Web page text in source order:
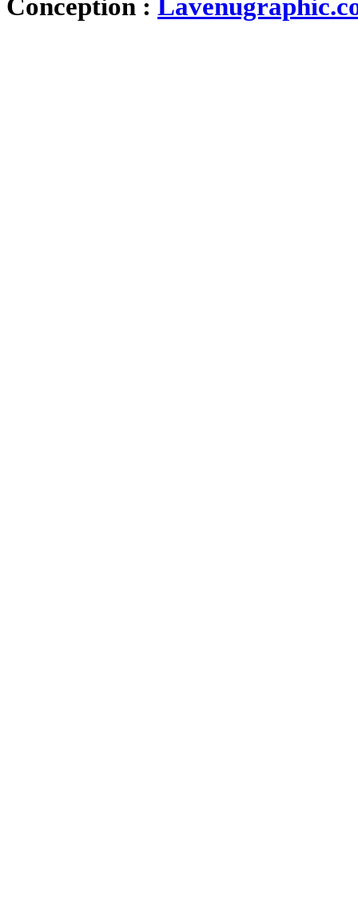
Conception :